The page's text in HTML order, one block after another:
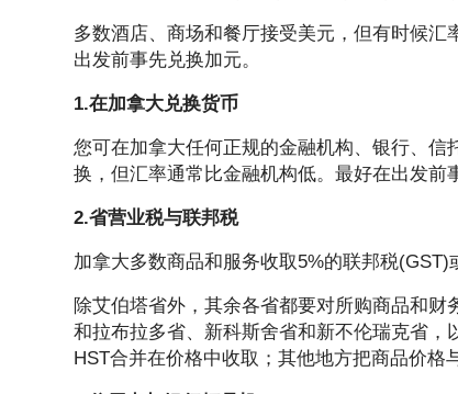
多数酒店、商场和餐厅接受美元，但有时候
出发前事先兑换加元。
1.在加拿大兑换货币
您可在加拿大任何正规的金融机构、银行、
换，但汇率通常比金融机构低。最好在出发前
2.省营业税与联邦税
加拿大多数商品和服务收取5%的联邦税(GST)
除艾伯塔省外，其余各省都要对所购商品和
和拉布拉多省、新科斯舍省和新不伦瑞克省，
HST合并在价格中收取；其他地方把商品价格